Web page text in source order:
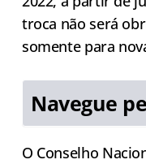
troca não será
somente para
Navegue
O Conselho